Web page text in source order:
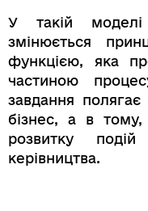
У такій
змінюється
функцією, яка
частиною
завдання
бізнес, а в тому,
розвитку
керівництва.